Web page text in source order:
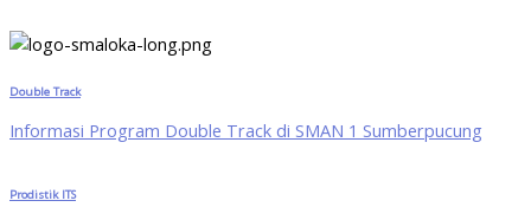
Double Track
Informasi Program Double Track di SMAN 1 Sumberpucung
Prodistik ITS